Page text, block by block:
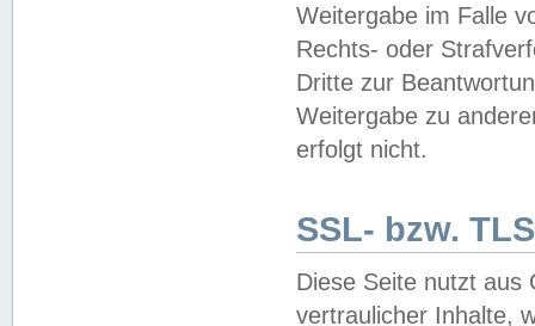
Weitergabe im Falle
Rechts- oder
Dritte zur
Weitergabe zu
erfolgt nicht.
SSL- bzw.
Diese Seite nutzt aus
vertraulicher Inhalte,